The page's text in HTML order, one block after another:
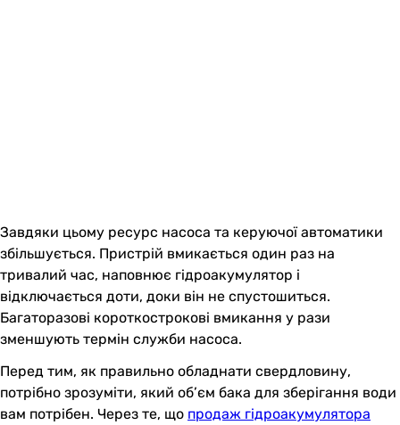
Завдяки цьому ресурс насоса та керуючої автоматики
збільшується. Пристрій вмикається один раз на
тривалий час, наповнює гідроакумулятор і
відключається доти, доки він не спустошиться.
Багаторазові короткострокові вмикання у рази
зменшують термін служби насоса.
Перед тим, як правильно обладнати свердловину,
потрібно зрозуміти, який об’єм бака для зберігання води
вам потрібен. Через те, що продаж гідроакумулятора